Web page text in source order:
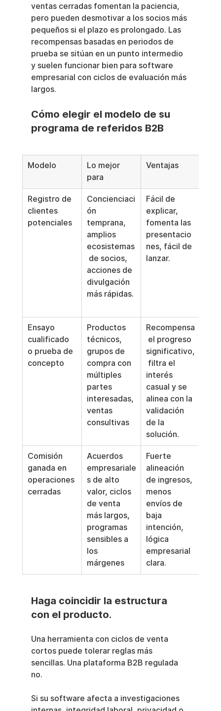
ventas cerradas fomentan la paciencia,
pero pueden desmotivar a los socios más
pequeños si el plazo es prolongado. Las
recompensas basadas en periodos de
prueba se sitúan en un punto intermedio
y suelen funcionar bien para software
empresarial con ciclos de evaluación más
largos.
Cómo elegir el modelo de su
programa de referidos B2B
Modelo
Lo mejor
para
Ventajas
Registro de
clientes
potenciales
Concienciaci
ón
temprana,
amplios
ecosistemas
de socios,
acciones de
divulgación
más rápidas.
Fácil de
explicar,
fomenta las
presentacio
nes, fácil de
lanzar.
Ensayo
cualificado
o prueba de
concepto
Productos
técnicos,
grupos de
compra con
múltiples
partes
interesadas,
ventas
consultivas
Recompensa
el progreso
significativo,
filtra el
interés
casual y se
alinea con la
validación
de la
solución.
Comisión
ganada en
operaciones
cerradas
Acuerdos
empresariale
s de alto
valor, ciclos
de venta
más largos,
programas
sensibles a
los
márgenes
Fuerte
alineación
de ingresos,
menos
envíos de
baja
intención,
lógica
empresarial
clara.
Haga coincidir la estructura
con el producto.
Una herramienta con ciclos de venta
cortos puede tolerar reglas más
sencillas. Una plataforma B2B regulada
no.
Si su software afecta a investigaciones